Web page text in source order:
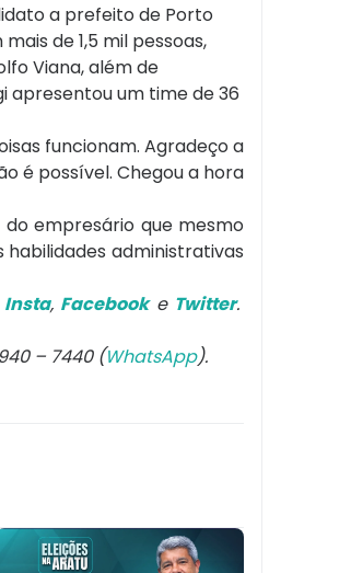
a prefeito de Porto
de 1,5 mil pessoas,
Viana, além de
apresentou um time de 36
funcionam. Agradeço a
é possível. Chegou a hora
empresário que mesmo
habilidades administrativas
Insta, Facebooke Twitter.
– 7440 (WhatsApp).